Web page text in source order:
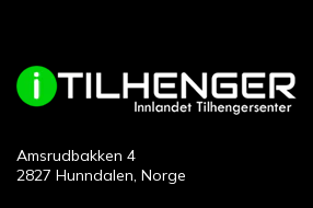
Amsrudbakken 4
2827 Hunndalen, Norge